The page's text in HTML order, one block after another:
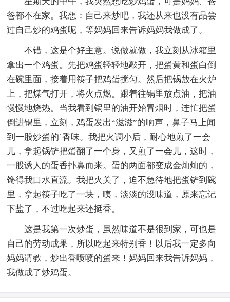
爸都不在家。我想：自己来炒吧，我还从来也没有品尝
过自己炒的鸡蛋呢，等妈妈回来告诉妈妈我做成了。
不错，这是个好主意。说做就做，我立刻从冰箱里
拿出一个鸡蛋。先把鸡蛋轻轻地敲开，把蛋黄和蛋白倒
在碗里面，接着用筷子把鸡蛋搅匀。然后把锅放在火炉
上，把煤气打开，将火点燃。跟着往锅里放点油，把油
慢慢地烧热。当我看到锅里的油开始冒烟时，连忙把蛋
倒进锅里，立刻，鸡蛋发出“滋滋”的响声，鼻子马上闻
到一股炒蛋的`香味。我把火调小后，耐心地煎了一会
儿，拿起锅铲把蛋翻了一个身，又煎了一会儿，这时，
一股诱人的蛋香扑鼻而来。蛋的两面都变成金灿灿的，
馋得我口水直流。我把火关了，迫不急待地把蛋铲到碗
里，拿起筷子吃了一块，咦，淡淡的没味道，原来忘记
下盐了，不过吃起来还挺香。
这是我第一次炒蛋，虽然味道不是很到家，可也是
自己的劳动成果，所以吃起来特别香！以后我一定多向
妈妈请教，炒出香喷喷的蛋来！妈妈回来我告诉妈妈，
我做成了炒鸡蛋。